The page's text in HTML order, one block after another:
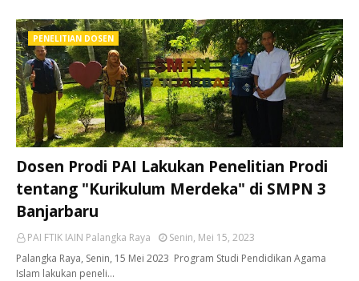
PENELITIAN DOSEN
Dosen Prodi PAI Lakukan Penelitian Prodi
tentang "Kurikulum Merdeka" di SMPN 3
Banjarbaru
PAI FTIK IAIN Palangka Raya
Senin, Mei 15, 2023
Palangka Raya, Senin, 15 Mei 2023 Program Studi Pendidikan Agama
Islam lakukan peneli…